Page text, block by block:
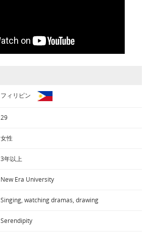
フィリピン
29
女性
3年以上
New Era University
Singing, watching dramas, drawing
Serendipity